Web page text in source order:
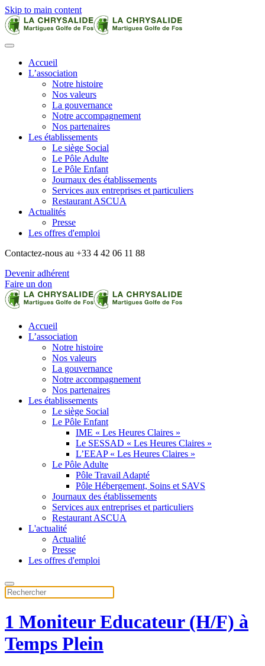
Skip to main content
Accueil
L’association
Notre histoire
Nos valeurs
La gouvernance
Notre accompagnement
Nos partenaires
Les établissements
Le siège Social
Le Pôle Adulte
Le Pôle Enfant
Journaux des établissements
Services aux entreprises et particuliers
Restaurant ASCUA
Actualités
Presse
Les offres d'emploi
Contactez-nous au +33 4 42 06 11 88
Devenir adhérent
Faire un don
Accueil
L’association
Notre histoire
Nos valeurs
La gouvernance
Notre accompagnement
Nos partenaires
Les établissements
Le siège Social
Le Pôle Enfant
IME « Les Heures Claires »
Le SESSAD « Les Heures Claires »
L’EEAP « Les Heures Claires »
Le Pôle Adulte
Pôle Travail Adapté
Pôle Hébergement, Soins et SAVS
Journaux des établissements
Services aux entreprises et particuliers
Restaurant ASCUA
L'actualité
Actualité
Presse
Les offres d'emploi
1 Moniteur Educateur (H/F) à
Temps Plein